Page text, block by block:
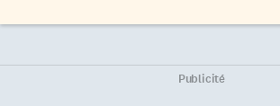
Publicité